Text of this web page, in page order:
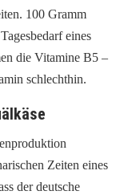
100 Gramm
eines
die Vitamine B5 –
schlechthin.
Zeiten eines
der deutsche